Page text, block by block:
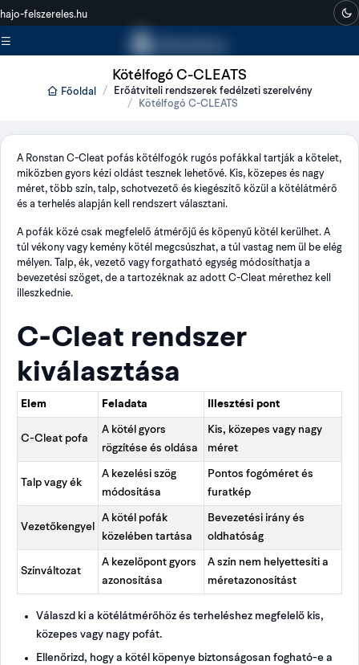
hajo-felszereles.hu
Kötélfogó C-CLEATS
Főoldal
Erőátviteli rendszerek fedélzeti szerelvény
Kötélfogó C-CLEATS
A Ronstan C-Cleat pofás kötélfogók rugós pofákkal tartják a kötelet,
miközben gyors kézi oldást tesznek lehetővé. Kis, közepes és nagy
méret, több szín, talp, schotvezető és kiegészítő közül a kötélátmérő
és a terhelés alapján kell rendszert választani.
A pofák közé csak megfelelő átmérőjű és köpenyű kötél kerülhet. A
túl vékony vagy kemény kötél megcsúszhat, a túl vastag nem ül be elég
mélyen. Talp, ék, vezető vagy forgatható egység módosíthatja a
bevezetési szöget, de a tartozéknak az adott C-Cleat mérethez kell
illeszkednie.
C-Cleat rendszer
kiválasztása
Elem Feladata Illesztési pont
C-Cleat pofa
A kötél gyors
rögzítése és oldása
Kis, közepes vagy nagy
méret
Talp vagy ék
A kezelési szög
módosítása
Pontos fogóméret és
furatkép
Vezetőkengyel
A kötél pofák
közelében tartása
Bevezetési irány és
oldhatóság
Színváltozat
A kezelőpont gyors
azonosítása
A szín nem helyettesíti a
méretazonosítást
Válaszd ki a kötélátmérőhöz és terheléshez megfelelő kis,
közepes vagy nagy pofát.
Ellenőrizd, hogy a kötél köpenye biztonságosan fogható-e a